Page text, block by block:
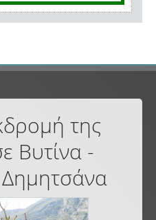
της
Βυτίνα -